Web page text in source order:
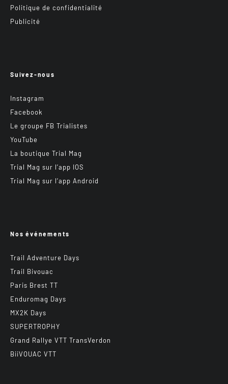
Politique de confidentialité
Publicité
Suivez-nous
Instagram
Facebook
Le groupe FB Trialistes
YouTube
La boutique Trial Mag
Trial Mag sur l’app IOS
Trial Mag sur l’app Android
Nos événements
Trail Adventure Days
Trail Bivouac
Paris Brest TT
Enduromag Days
MX2K Days
SUPERTROPHY
Grand Rallye VTT TransVerdon
BiiVOUAC VTT